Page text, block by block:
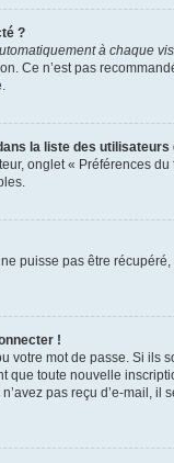
?
à chaque
Ce n’est pas
la liste des
onglet « Préférences du
puisse pas être
!
votre mot de passe. Si
que toute nouvelle
pas reçu d’e-mail,